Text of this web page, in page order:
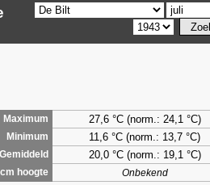
Maximum 27,6 °C (norm.: 24,1 °C)
Minimum 11,6 °C (norm.: 13,7 °C)
Gemiddeld 20,0 °C (norm.: 19,1 °C)
hoogte Onbekend